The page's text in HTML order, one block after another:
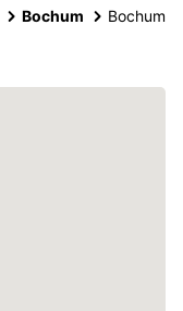
Bochum Bochum